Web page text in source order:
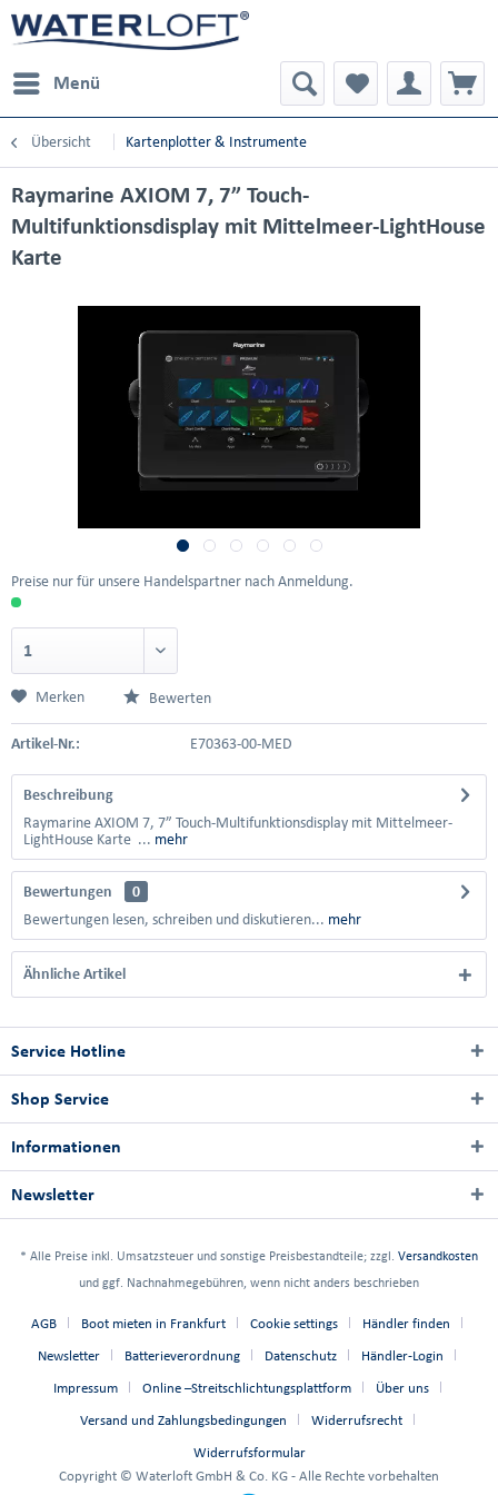
Menü
Übersicht Kartenplotter & Instrumente
Raymarine AXIOM 7, 7” Touch-
Multifunktionsdisplay mit Mittelmeer-LightHouse
Karte
Preise nur für unsere Handelspartner nach Anmeldung.
Merken Bewerten
Artikel-Nr.: E70363-00-MED
Beschreibung
Raymarine AXIOM 7, 7” Touch-Multifunktionsdisplay mit Mittelmeer-
LightHouse Karte ... mehr
Bewertungen
0
Bewertungen lesen, schreiben und diskutieren... mehr
Ähnliche Artikel
Service Hotline
Shop Service
Informationen
Newsletter
* Alle Preise inkl. Umsatzsteuer und sonstige Preisbestandteile; zzgl. Versandkosten
und ggf. Nachnahmegebühren, wenn nicht anders beschrieben
AGB Boot mieten in Frankfurt Cookie settings Händler finden
Newsletter Batterieverordnung Datenschutz Händler-Login
Impressum Online –Streitschlichtungsplattform Über uns
Versand und Zahlungsbedingungen Widerrufsrecht
Widerrufsformular
Copyright © Waterloft GmbH & Co. KG - Alle Rechte vorbehalten